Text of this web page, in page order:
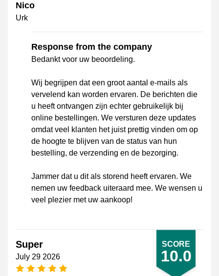
Nico
Urk
Response from the company
Bedankt voor uw beoordeling.
Wij begrijpen dat een groot aantal e-mails als
vervelend kan worden ervaren. De berichten die
u heeft ontvangen zijn echter gebruikelijk bij
online bestellingen. We versturen deze updates
omdat veel klanten het juist prettig vinden om op
de hoogte te blijven van de status van hun
bestelling, de verzending en de bezorging.
Jammer dat u dit als storend heeft ervaren. We
nemen uw feedback uiteraard mee. We wensen u
veel plezier met uw aankoop!
SCORE
10.0
Super
July 29 2026
5 stars